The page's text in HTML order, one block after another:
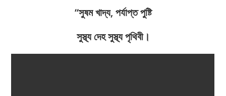
“সুষম খাদ্য, পর্যাপ্ত পুষ্টি
সুস্থ্য দেহ সুস্থ্য পৃথিবী।